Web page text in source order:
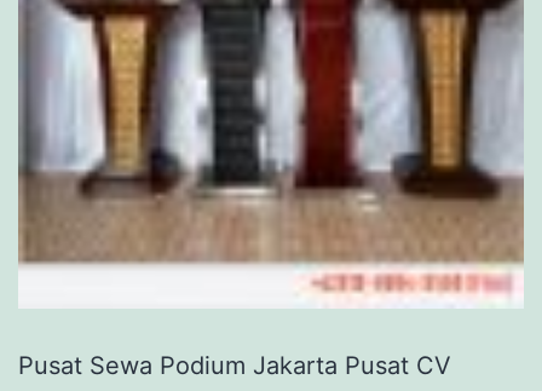
Pusat Sewa Podium Jakarta Pusat CV